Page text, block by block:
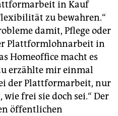
in Kauf
zu bewahren.“
damit, Pflege oder
Plattformlohnarbeit in
Homeoffice macht es
erzählte mir einmal
der Plattformarbeit, nur
frei sie doch sei.“ Der
öffentlichen